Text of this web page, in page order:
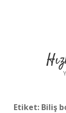
Etiket: Biliş